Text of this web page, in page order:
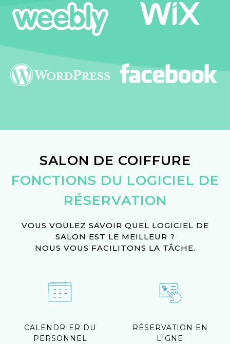
SALON DE COIFFURE
FONCTIONS DU LOGICIEL DE
RÉSERVATION
VOUS VOULEZ SAVOIR QUEL LOGICIEL DE
SALON EST LE MEILLEUR ?
NOUS VOUS FACILITONS LA TÂCHE.
CALENDRIER DU
PERSONNEL
RÉSERVATION EN
LIGNE